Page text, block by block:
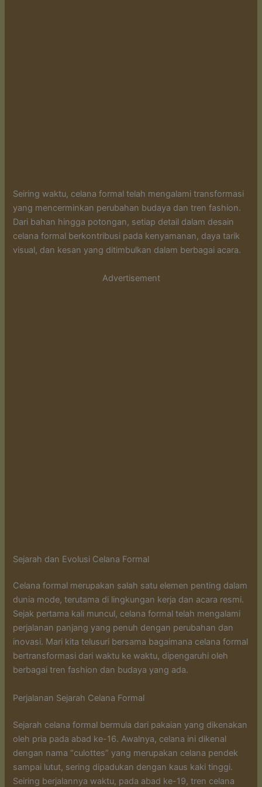
Seiring waktu, celana formal telah mengalami transformasi
yang mencerminkan perubahan budaya dan tren fashion.
Dari bahan hingga potongan, setiap detail dalam desain
celana formal berkontribusi pada kenyamanan, daya tarik
visual, dan kesan yang ditimbulkan dalam berbagai acara.
Advertisement
Sejarah dan Evolusi Celana Formal
Celana formal merupakan salah satu elemen penting dalam
dunia mode, terutama di lingkungan kerja dan acara resmi.
Sejak pertama kali muncul, celana formal telah mengalami
perjalanan panjang yang penuh dengan perubahan dan
inovasi. Mari kita telusuri bersama bagaimana celana formal
bertransformasi dari waktu ke waktu, dipengaruhi oleh
berbagai tren fashion dan budaya yang ada.
Perjalanan Sejarah Celana Formal
Sejarah celana formal bermula dari pakaian yang dikenakan
oleh pria pada abad ke-16. Awalnya, celana ini dikenal
dengan nama “culottes” yang merupakan celana pendek
sampai lutut, sering dipadukan dengan kaus kaki tinggi.
Seiring berjalannya waktu, pada abad ke-19, tren celana